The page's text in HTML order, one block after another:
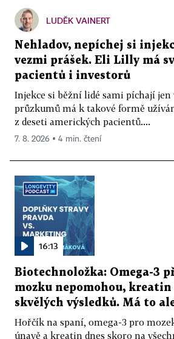
LUDĚK VAINERT
Nehladov, nepíchej si
vezmi prášek. Eli Lilly má
pacientů i investorů
Injekce si běžní lidé sami píchají jen
průzkumů má k takové formě
z deseti amerických pacientů....
7. 8. 2026 ▪ 4 min. čtení
16:13
Biotechnoložka: Omega-3
mozku nepomohou, kreatin
skvělých výsledků. Má to
Hořčík na spaní, omega-3 pro
únavě a kreatin dnes skoro na